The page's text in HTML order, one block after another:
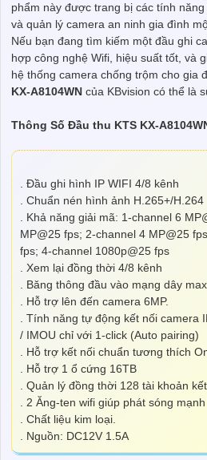
phẩm này được trang bị các tính
và quản lý camera an ninh gia đình
Nếu bạn đang tìm kiếm một đầu ghi
hợp công nghệ Wifi, hiệu suất tốt, và
hệ thống camera chống trộm cho gia
KX-A8104WN của KBvision có thể là
Thông Số Đầu thu KTS KX-
. Đầu ghi hình IP WIFI 4/8 kênh
. Chuẩn nén hình ảnh H.265+/H.264
. Khả năng giải mã: 1-channel 6
MP@25 fps; 2-channel 4 MP@25
fps; 4-channel 1080p@25 fps
. Xem lại đồng thời 4/8 kênh
. Băng thông đầu vào mạng dây
. Hỗ trợ lên đến camera 6MP.
. Tính năng tự động kết nối camera
/ IMOU chỉ với 1-click (Auto pairing)
. Hỗ trợ kết nối chuẩn tương thích
. Hỗ trợ 1 ổ cứng 16TB
. Quản lý đồng thời 128 tài khoản kết
. 2 Ăng-ten wifi giúp phát sóng
. Chất liệu kim loại.
. Nguồn: DC12V 1.5A